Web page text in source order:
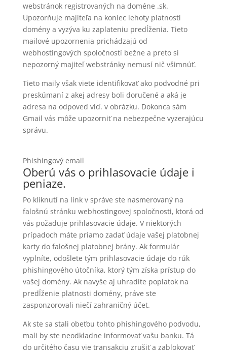
webstránok registrovaných na doméne .sk.
Upozorňuje majiteľa na koniec lehoty platnosti
domény a vyzýva ku zaplateniu predĺženia. Tieto
mailové upozornenia prichádzajú od
webhostingových spoločností bežne a preto si
nepozorný majiteľ webstránky nemusí nič všimnúť.
Tieto maily však viete identifikovať ako podvodné pri
preskúmaní z akej adresy boli doručené a aká je
adresa na odpoveď viď. v obrázku. Dokonca sám
Gmail vás môže upozorniť na nebezpečne vyzerajúcu
správu.
Phishingový email
Oberú vás o prihlasovacie údaje i
peniaze.
Po kliknutí na link v správe ste nasmerovaný na
falošnú stránku webhostingovej spoločnosti, ktorá od
vás požaduje prihlasovacie údaje. V niektorých
prípadoch máte priamo zadať údaje vašej platobnej
karty do falošnej platobnej brány. Ak formulár
vyplníte, odošlete tým prihlasovacie údaje do rúk
phishingového útočníka, ktorý tým získa prístup do
vašej domény. Ak navyše aj uhradíte poplatok na
predĺženie platnosti domény, práve ste
zasponzorovali niečí zahraničný účet.
Ak ste sa stali obeťou tohto phishingového podvodu,
mali by ste neodkladne informovať vašu banku. Tá
do určitého času vie transakciu zrušiť a zablokovať